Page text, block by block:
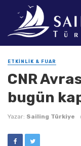
ETKINLIK & FUAR
CNR
bugün
Yazar: Sailing Türkiye